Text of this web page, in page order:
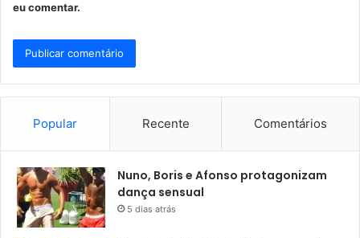
eu comentar.
Popular Recente Comentários
Nuno, Boris e Afonso protagonizam
dança sensual
5 dias atrás